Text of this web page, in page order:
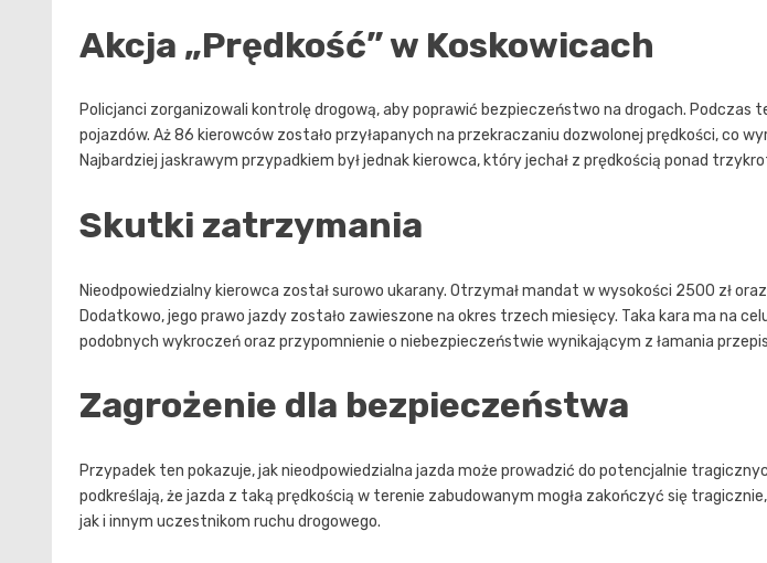
Akcja „Prędkość” w Koskowicach
Policjanci zorganizowali kontrolę drogową, aby poprawić bezpieczeństwo na drogach. Podczas
pojazdów. Aż 86 kierowców zostało przyłapanych na przekraczaniu dozwolonej prędkości, co
Najbardziej jaskrawym przypadkiem był jednak kierowca, który jechał z prędkością ponad
Skutki zatrzymania
Nieodpowiedzialny kierowca został surowo ukarany. Otrzymał mandat w wysokości 2500 zł
Dodatkowo, jego prawo jazdy zostało zawieszone na okres trzech miesięcy. Taka kara ma na
podobnych wykroczeń oraz przypomnienie o niebezpieczeństwie wynikającym z łamania
Zagrożenie dla bezpieczeństwa
Przypadek ten pokazuje, jak nieodpowiedzialna jazda może prowadzić do potencjalnie
podkreślają, że jazda z taką prędkością w terenie zabudowanym mogła zakończyć się
jak i innym uczestnikom ruchu drogowego.